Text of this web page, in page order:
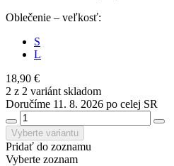
Oblečenie – veľkosť:
S
L
18,90 €
2 z 2 variánt skladom
Doručíme 11. 8. 2026 po celej SR
Vyberte variantu
Pridať do zoznamu
Vyberte zoznam